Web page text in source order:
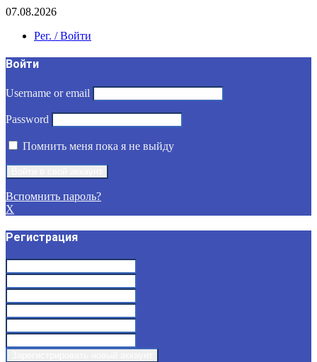
07.08.2026
Рег. / Войти
Войти
Username or email
Password
Помнить меня пока я не выйду
Вспомнить пароль?
X
Регистрация